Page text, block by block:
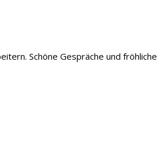
Schöne Gespräche und fröhliche